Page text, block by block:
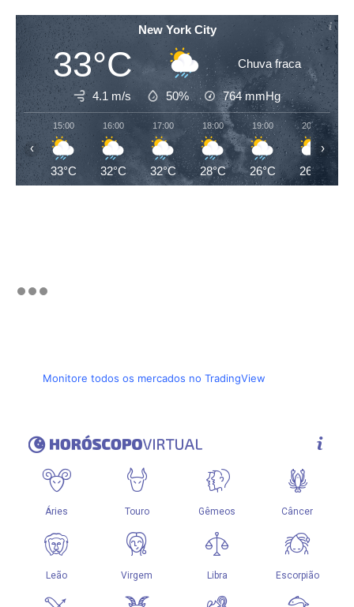
New York City
33°C Chuva fraca
4.1 m/s 50% 764mmHg
15:00
33°C
16:00
32°C
17:00
32°C
18:00
28°C
19:00
26°C
20:00
26°C
‹ ›
Monitore todos os mercados no TradingView